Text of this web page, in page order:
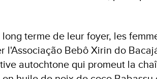
terme de leur foyer, les
l'Associação Bebô Xirin do
autochtone qui promeut la